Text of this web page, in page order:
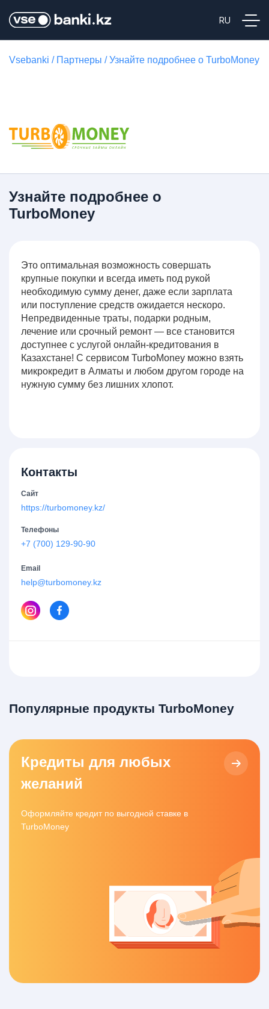
Vsebanki / Партнеры /Узнайте подробнее о TurboMoney
Узнайте подробнее о
TurboMoney
Это оптимальная возможность совершать
крупные покупки и всегда иметь под рукой
необходимую сумму денег, даже если зарплата
или поступление средств ожидается нескоро.
Непредвиденные траты, подарки родным,
лечение или срочный ремонт — все становится
доступнее с услугой онлайн-кредитования в
Казахстане! С сервисом TurboMoney можно взять
микрокредит в Алматы и любом другом городе на
нужную сумму без лишних хлопот.
Контакты
Сайт
https://turbomoney.kz/
Телефоны
+7 (700) 129-90-90
Email
help@turbomoney.kz
Популярные продукты TurboMoney
Кредиты для любых
желаний
Оформляйте кредит по выгодной ставке в
TurboMoney